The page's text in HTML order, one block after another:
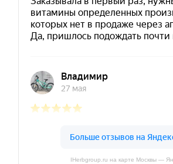
IHerbgroup.ru на карте Москвы —